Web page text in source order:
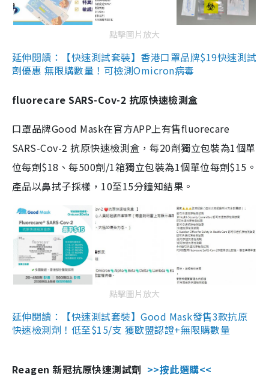
點擊圖片放大
延伸閱讀：【快速測試套裝】香港口罩品牌$19快速測試
劑優惠 無限購數量！可檢測Omicron病毒
fluorecare SARS-Cov-2 抗原快速檢測盒
口罩品牌Good Mask在官方APP上有售fluorecare
SARS-Cov-2 抗原快速檢測盒，每20劑獨立包裝為1個單
位每劑$18、每500劑/1箱獨立包裝為1個單位每劑$15。
產品以鼻拭子採樣，10至15分鐘知結果。
點擊圖片放大
延伸閱讀：【快速測試套裝】Good Mask發售3款抗原
快速檢測劑！低至$15/支 獲歐盟認證+無限購數量
Reagen 新冠抗原快速測試劑 >>按此選購<<